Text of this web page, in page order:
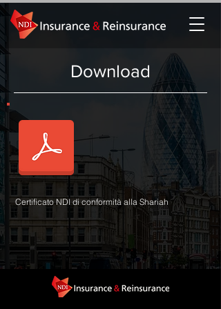
Download
Certificato NDI di conformità alla Shariah